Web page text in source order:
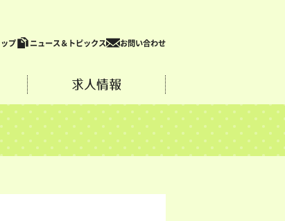
ップ ニュース＆トピックス お問い合わせ
求人情報